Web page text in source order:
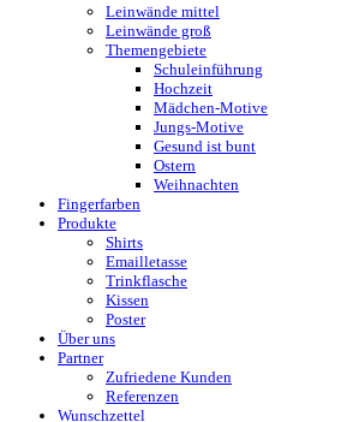
Leinwände mittel
Leinwände groß
Themengebiete
Schuleinführung
Hochzeit
Mädchen-Motive
Jungs-Motive
Gesund ist bunt
Ostern
Weihnachten
Fingerfarben
Produkte
Shirts
Emailletasse
Trinkflasche
Kissen
Poster
Über uns
Partner
Zufriedene Kunden
Referenzen
Wunschzettel